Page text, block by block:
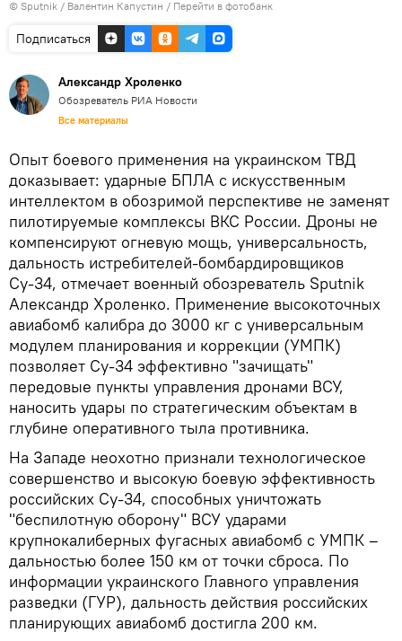
© Sputnik / Валентин Капустин / Перейти в фотобанк
Подписаться
Александр Хроленко
Обозреватель РИА Новости
Все материалы
Опыт боевого применения на украинском ТВД
доказывает: ударные БПЛА с искусственным
интеллектом в обозримой перспективе не заменят
пилотируемые комплексы ВКС России. Дроны не
компенсируют огневую мощь, универсальность,
дальность истребителей-бомбардировщиков
Су-34, отмечает военный обозреватель Sputnik
Александр Хроленко. Применение высокоточных
авиабомб калибра до 3000 кг с универсальным
модулем планирования и коррекции (УМПК)
позволяет Су-34 эффективно "зачищать"
передовые пункты управления дронами ВСУ,
наносить удары по стратегическим объектам в
глубине оперативного тыла противника.
На Западе неохотно признали технологическое
совершенство и высокую боевую эффективность
российских Су-34, способных уничтожать
"беспилотную оборону" ВСУ ударами
крупнокалиберных фугасных авиабомб с УМПК –
дальностью более 150 км от точки сброса. По
информации украинского Главного управления
разведки (ГУР), дальность действия российских
планирующих авиабомб достигла 200 км.